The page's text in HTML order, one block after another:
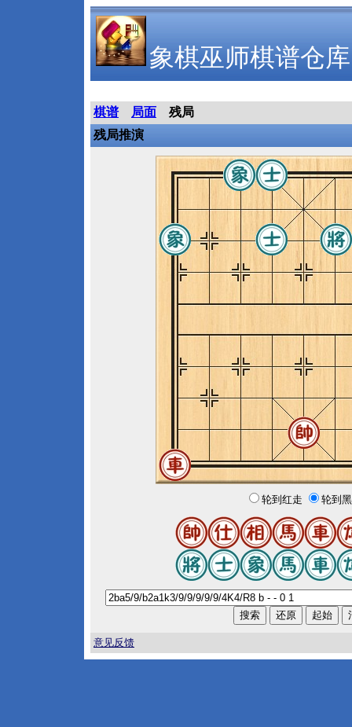
象棋巫师棋谱仓库
棋谱 局面
残局
残局推演
轮到红走 轮到
意见反馈